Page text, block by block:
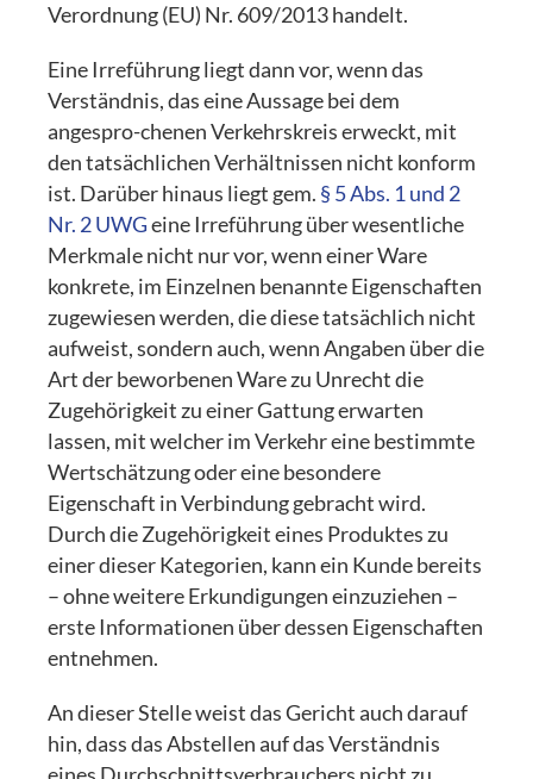
Verordnung (EU) Nr. 609/2013 handelt.
Eine Irreführung liegt dann vor, wenn das
Verständnis, das eine Aussage bei dem
angespro-chenen Verkehrskreis erweckt, mit
den tatsächlichen Verhältnissen nicht konform
ist. Darüber hinaus liegt gem. § 5 Abs. 1 und 2
Nr. 2 UWGeine Irreführung über wesentliche
Merkmale nicht nur vor, wenn einer Ware
konkrete, im Einzelnen benannte Eigenschaften
zugewiesen werden, die diese tatsächlich nicht
aufweist, sondern auch, wenn Angaben über die
Art der beworbenen Ware zu Unrecht die
Zugehörigkeit zu einer Gattung erwarten
lassen, mit welcher im Verkehr eine bestimmte
Wertschätzung oder eine besondere
Eigenschaft in Verbindung gebracht wird.
Durch die Zugehörigkeit eines Produktes zu
einer dieser Kategorien, kann ein Kunde bereits
– ohne weitere Erkundigungen einzuziehen –
erste Informationen über dessen Eigenschaften
entnehmen.
An dieser Stelle weist das Gericht auch darauf
hin, dass das Abstellen auf das Verständnis